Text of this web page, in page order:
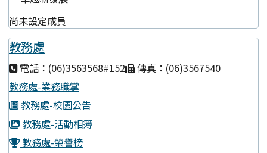
尚未設定成員
教務處
電話：(06)3563568#152
傳真：(06)3567540
教務處-業務職掌
教務處-校園公告
教務處-活動相簿
教務處-榮譽榜